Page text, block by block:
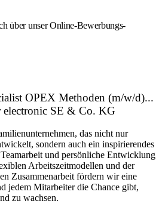
über unser Online-Bewerbungs-
OPEX Methoden (m/w/d)...
electronic SE & Co. KG
das nicht nur
sondern auch ein inspirierendes
und persönliche Entwicklung
Arbeitszeitmodellen und der
Zusammenarbeit fördern wir eine
jedem Mitarbeiter die Chance gibt,
zu wachsen.